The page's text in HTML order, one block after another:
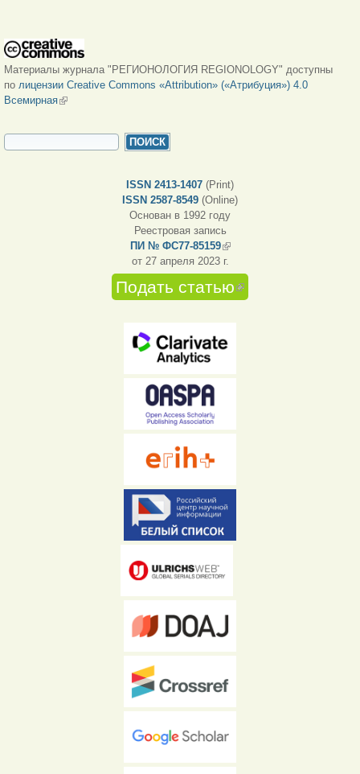
Материалы журнала "РЕГИОНОЛОГИЯ REGIONOLOGY" доступны
по лицензии Creative Commons «Attribution» («Атрибуция») 4.0
Всемирная(внешняя ссылка)
ФОРМА ПОИСКА
ISSN 2413-1407 (Print)
ISSN 2587-8549 (Online)
Основан в 1992 году
Реестровая запись
ПИ № ФС77-85159(внешняя ссылка)
от 27 апреля 2023 г.
Подать статью